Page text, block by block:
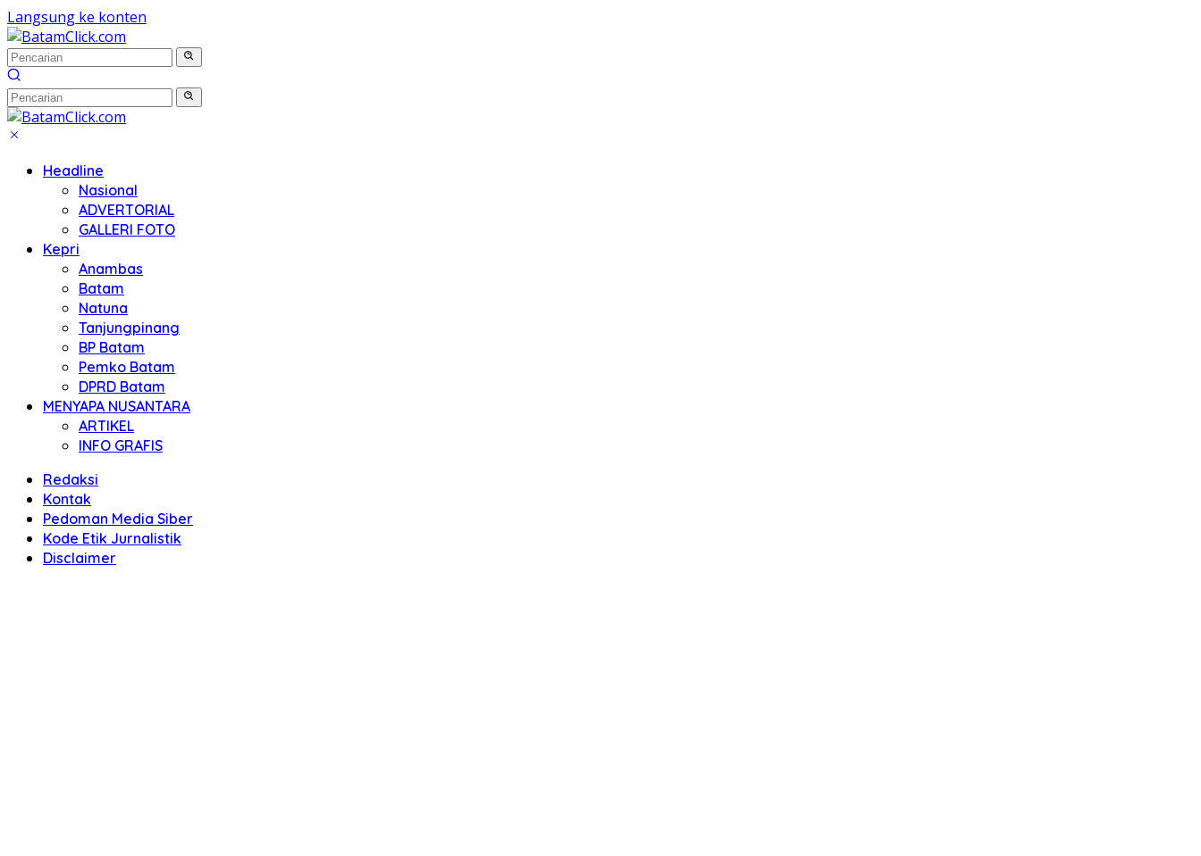
Langsung ke konten
Headline
Nasional
ADVERTORIAL
GALLERI FOTO
Kepri
Anambas
Batam
Natuna
Tanjungpinang
BP Batam
Pemko Batam
DPRD Batam
MENYAPA NUSANTARA
ARTIKEL
INFO GRAFIS
Redaksi
Kontak
Pedoman Media Siber
Kode Etik Jurnalistik
Disclaimer